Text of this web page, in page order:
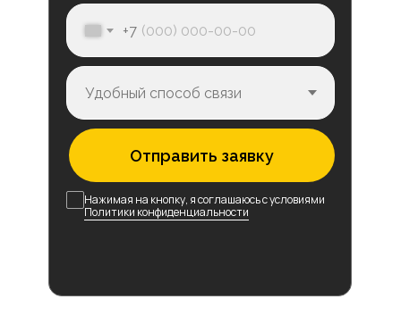
+7
Отправить заявку
Нажимая на кнопку, я соглашаюсь с условиями
Политики конфиденциальности